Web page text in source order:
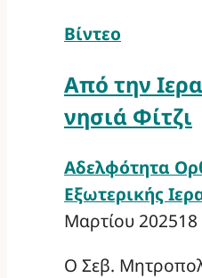
Βίντεο
Από την
νησιά Φίτζι
Αδελφότητα
Εξωτερικής
Μαρτίου 2025
Ο Σεβ.